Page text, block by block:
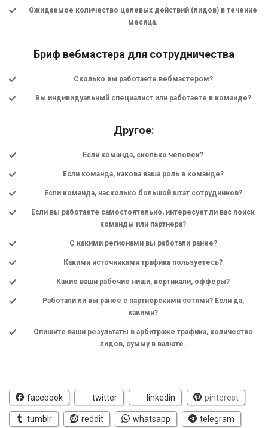
Ожидаемое количество целевых действий (лидов) в течение
месяца.
Бриф вебмастера для сотрудничества
Сколько вы работаете вебмастером?
Вы индивидуальный специалист или работаете в команде?
Другое:
Если команда, сколько человек?
Если команда, какова ваша роль в команде?
Если команда, насколько большой штат сотрудников?
Если вы работаете самостоятельно, интересует ли вас поиск
команды или партнера?
С какими регионами вы работали ранее?
Какими источниками трафика пользуетесь?
Какие ваши рабочие ниши, вертикали, офферы?
Работали ли вы ранее с партнерскими сетями? Если да,
какими?
Опишите ваши результаты в арбитраже трафика, количество
лидов, сумму в валюте.
facebook twitter linkedin pinterest
tumblr reddit whatsapp telegram